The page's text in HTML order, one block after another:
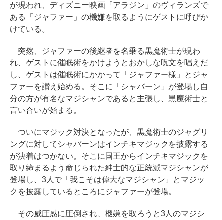
が現われ、ディズニー映画「アラジン」のヴィランズで
ある「ジャファー」の機嫌を取るようにゲストに呼びか
けている。
突然、ジャファーの後継者を名乗る黒魔術士が現わ
れ、ゲストに催眠術をかけようとおかしな呪文を唱えだ
し、ゲストは催眠術にかかって「ジャファー様」とジャ
ファーを讃え始める。そこに「シャバーン」が登場し自
分の方が有名なマジシャンであると主張し、黒魔術士と
言い合いが始まる。
ついにマジック対決となったが、黒魔術士のジャグリ
ングに対してシャバーンはインチキマジックを披露する
が決着はつかない。そこに国王からインチキマジックを
取り締まるよう命じられた紳士的な正統派マジシャンが
登場し、3人で「我こそは偉大なマジシャン」とマジッ
クを披露しているところにジャファーが登場。
その威圧感に圧倒され、機嫌を取ろうと3人のマジシ